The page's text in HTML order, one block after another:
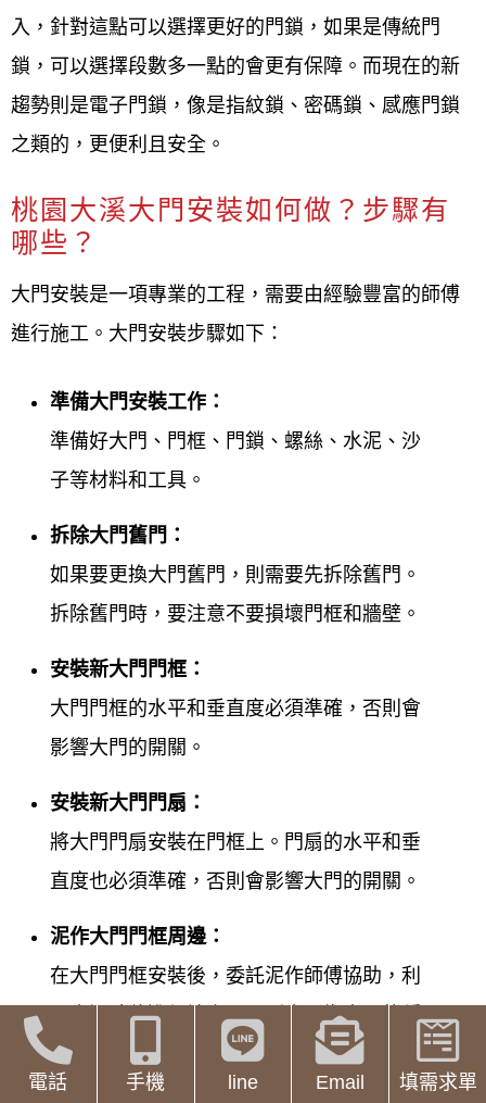
入，針對這點可以選擇更好的門鎖，如果是傳統門
鎖，可以選擇段數多一點的會更有保障。而現在的新
趨勢則是電子門鎖，像是指紋鎖、密碼鎖、感應門鎖
之類的，更便利且安全。
桃園大溪大門安裝如何做？步驟有
哪些？
大門安裝是一項專業的工程，需要由經驗豐富的師傅
進行施工。大門安裝步驟如下：
準備大門安裝工作：
準備好大門、門框、門鎖、螺絲、水泥、沙
子等材料和工具。
拆除大門舊門：
如果要更換大門舊門，則需要先拆除舊門。
拆除舊門時，要注意不要損壞門框和牆壁。
安裝新大門門框：
大門門框的水平和垂直度必須準確，否則會
影響大門的開關。
安裝新大門門扇：
將大門門扇安裝在門框上。門扇的水平和垂
直度也必須準確，否則會影響大門的開關。
泥作大門門框周邊：
在大門門框安裝後，委託泥作師傅協助，利
用水泥砂漿進行填充，否則會影響大門的穩
固度。
電話 手機 line Email 填需求單